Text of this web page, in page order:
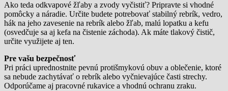
Ako teda odkvapové žľaby a zvody vyčistiť? Pripravte si vhodné
pomôcky a náradie. Určite budete potrebovať stabilný rebrík, vedro,
hák na jeho zavesenie na rebrík alebo žľab, malú lopatku a kefu
(osvedčuje sa aj kefa na čistenie záchoda). Ak máte tlakový čistič,
určite využijete aj ten.
Pre vašu bezpečnosť
Pri práci uprednostnite pevnú protišmykovú obuv a oblečenie, ktoré
sa nebude zachytávať o rebrík alebo vyčnievajúce časti strechy.
Odporúčame aj pracovné rukavice a vhodnú ochranu zraku.